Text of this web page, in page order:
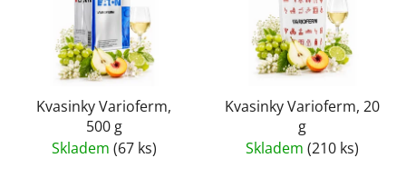
Kvasinky Varioferm,
500 g
Skladem (67 ks)
Kvasinky Varioferm, 20
g
Skladem (210 ks)